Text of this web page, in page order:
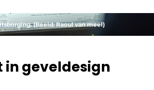
(Beeld: Raoul van meel)
geveldesign